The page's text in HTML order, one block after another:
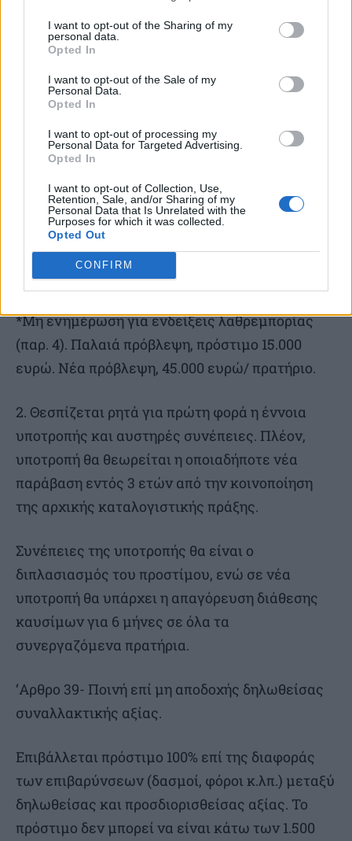
I want to opt-out of the Sharing of my
personal data.
Opted In
I want to opt-out of the Sale of my
Personal Data.
Opted In
I want to opt-out of processing my
Personal Data for Targeted Advertising.
Opted In
I want to opt-out of Collection, Use,
Retention, Sale, and/or Sharing of my
Personal Data that Is Unrelated with the
Purposes for which it was collected.
Opted Out
CONFIRM
*Παράβαση: Μη ενημέρωση ΑΑΔΕ (παρ. 3 περ.
α). Παλαιό πρόστιμο, 15.000 ευρώ. Νέο πρόστιμο,
*Μη διακοπή διάθεσης (παρ. 3 περ. β). Παλαιά
πρόβλεψη, 5.000 ευρώ και 15.000 ευρώ
αντίστοιχα. Νέα πρόβλεψη, 15.000 ευρώ/
παραστατικό, ελάχιστο 45.000 ευρώ/ πρατήριο.
*Μη απόσυρση εξοπλισμού (παρ. 3 περ. γ).
Παλαιά πρόβλεψη, 30.000 ευρώ. Νέα πρόβλεψη,
90.000 ευρώ/ πρατήριο.
*Μη ενημέρωση για ενδείξεις λαθρεμπορίας
(παρ. 4). Παλαιά πρόβλεψη, πρόστιμο 15.000
ευρώ. Νέα πρόβλεψη, 45.000 ευρώ/ πρατήριο.
2. Θεσπίζεται ρητά για πρώτη φορά η έννοια
υποτροπής και αυστηρές συνέπειες. Πλέον,
υποτροπή θα θεωρείται η οποιαδήποτε νέα
παράβαση εντός 3 ετών από την κοινοποίηση
της αρχικής καταλογιστικής πράξης.
Συνέπειες της υποτροπής θα είναι ο
διπλασιασμός του προστίμου, ενώ σε νέα
υποτροπή θα υπάρχει η απαγόρευση διάθεσης
καυσίμων για 6 μήνες σε όλα τα
συνεργαζόμενα πρατήρια.
‘Αρθρο 39- Ποινή επί μη αποδοχής δηλωθείσας
συναλλακτικής αξίας.
Επιβάλλεται πρόστιμο 100% επί της διαφοράς
των επιβαρύνσεων (δασμοί, φόροι κ.λπ.) μεταξύ
δηλωθείσας και προσδιορισθείσας αξίας. Το
πρόστιμο δεν μπορεί να είναι κάτω των 1.500